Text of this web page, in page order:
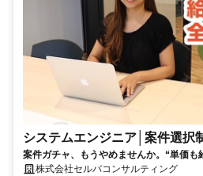
システムエンジニア│案件選択
案件ガチャ、もうやめませんか。“単価も
株式会社セルバコンサルティング